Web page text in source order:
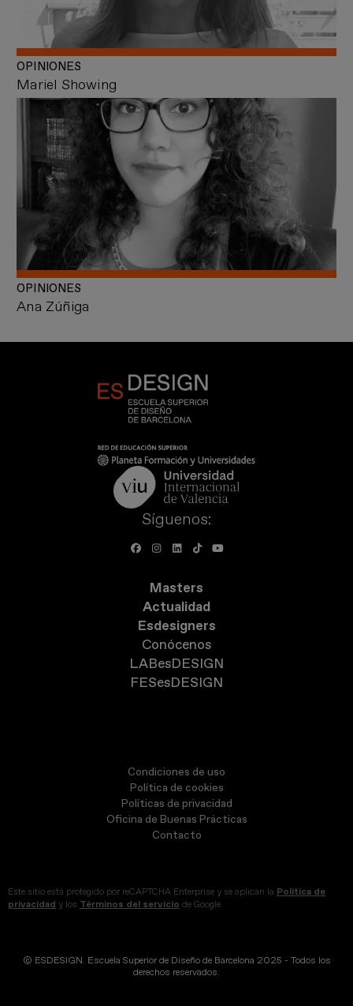
Mariel Showing
OPINIONES
Ana Zúñiga
OPINIONES
Síguenos:
Masters
Actualidad
Esdesigners
Conócenos
LABesDESIGN
FESesDESIGN
Condiciones de uso
Política de cookies
Políticas de privacidad
Oficina de Buenas Prácticas
Contacto
Este sitio está protegido por reCAPTCHA Enterprise y se aplican la Política de
privacidad y los Términos del servicio de Google.
© ESDESIGN. Escuela Superior de Diseño de Barcelona 2025 - Todos los
derechos reservados.